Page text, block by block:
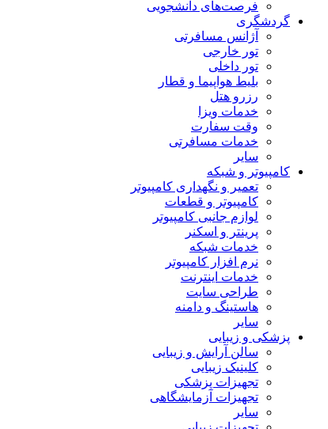
فرصت‌های دانشجویی
گردشگری
آژانس مسافرتی
تور خارجی
تور داخلی
بلیط هواپیما و قطار
رزرو هتل
خدمات ویزا
وقت سفارت
خدمات مسافرتی
سایر
کامپیوتر و شبکه
تعمیر و نگهداری کامپیوتر
کامپیوتر و قطعات
لوازم جانبی کامپیوتر
پرینتر و اسکنر
خدمات شبکه
نرم افزار کامپیوتر
خدمات اینترنت
طراحی سایت
هاستینگ و دامنه
سایر
پزشکی و زیبایی
سالن آرایش و زیبایی
کلینیک زیبایی
تجهیزات پزشکی
تجهیزات آزمایشگاهی
سایر